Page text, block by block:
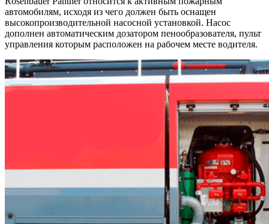
автомобилям, исходя из чего должен быть оснащен
высокопроизводительной насосной установкой. Насос
дополнен автоматическим дозатором пенообразователя, пульт
управления которым расположен на рабочем месте водителя.